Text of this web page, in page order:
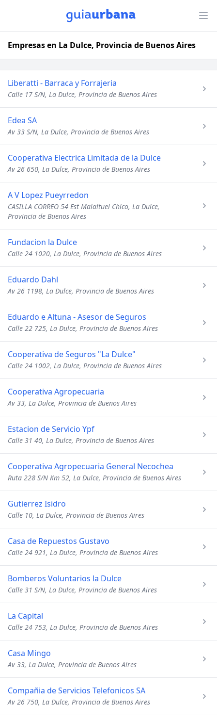
Empresas en La Dulce, Provincia de Buenos Aires
Liberatti - Barraca y Forrajeria
Calle 17 S/N, La Dulce, Provincia de Buenos Aires
Edea SA
Av 33 S/N, La Dulce, Provincia de Buenos Aires
Cooperativa Electrica Limitada de la Dulce
Av 26 650, La Dulce, Provincia de Buenos Aires
A V Lopez Pueyrredon
CASILLA CORREO 54 Est Malaltuel Chico, La Dulce,
Provincia de Buenos Aires
Fundacion la Dulce
Calle 24 1020, La Dulce, Provincia de Buenos Aires
Eduardo Dahl
Av 26 1198, La Dulce, Provincia de Buenos Aires
Eduardo e Altuna - Asesor de Seguros
Calle 22 725, La Dulce, Provincia de Buenos Aires
Cooperativa de Seguros "La Dulce"
Calle 24 1002, La Dulce, Provincia de Buenos Aires
Cooperativa Agropecuaria
Av 33, La Dulce, Provincia de Buenos Aires
Estacion de Servicio Ypf
Calle 31 40, La Dulce, Provincia de Buenos Aires
Cooperativa Agropecuaria General Necochea
Ruta 228 S/N Km 52, La Dulce, Provincia de Buenos Aires
Gutierrez Isidro
Calle 10, La Dulce, Provincia de Buenos Aires
Casa de Repuestos Gustavo
Calle 24 921, La Dulce, Provincia de Buenos Aires
Bomberos Voluntarios la Dulce
Calle 31 S/N, La Dulce, Provincia de Buenos Aires
La Capital
Calle 24 753, La Dulce, Provincia de Buenos Aires
Casa Mingo
Av 33, La Dulce, Provincia de Buenos Aires
Compañia de Servicios Telefonicos SA
Av 26 750, La Dulce, Provincia de Buenos Aires